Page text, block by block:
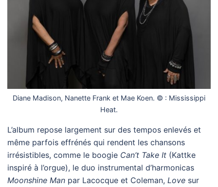
Diane Madison, Nanette Frank et Mae Koen. © : Mississippi
Heat.
L’album repose largement sur des tempos enlevés et
même parfois effrénés qui rendent les chansons
irrésistibles, comme le boogie Can’t Take It (Kattke
inspiré à l’orgue), le duo instrumental d’harmonicas
Moonshine Man par Lacocque et Coleman, Love sur